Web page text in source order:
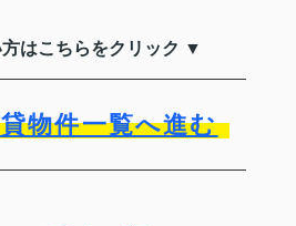
はこちらをクリック ▼
物件一覧へ進む